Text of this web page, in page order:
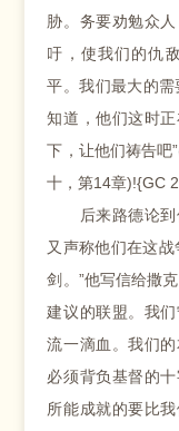
胁。务要劝勉众
吁，使我们的仇
平。我们最大的
知道，他们这时
下，让他们祷告吧
十，第14章)!{GC
后来路德论到
又声称他们在这
剑。”他写信给撒
建议的联盟。我
流一滴血。我们
必须背负基督的
所能成就的要比